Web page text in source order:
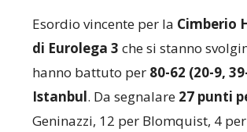
Esordio vincente per la Cimberio
di Eurolega 3 che si stanno
hanno battuto per 80-62 (20-9,
Istanbul. Da segnalare 27 punti
Geninazzi, 12 per Blomquist, 4